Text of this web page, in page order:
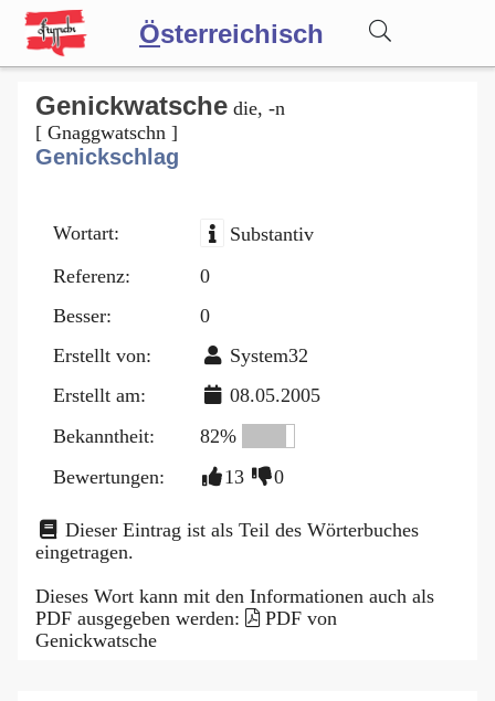
Österreichisch
Wörterbuch
Forum
Blog
Genickwatsche die, -n
[ Gnaggwatschn ]
Genickschlag
Wortart:
Substantiv
Referenz:
0
Besser:
0
Erstellt von:
System32
Erstellt am:
08.05.2005
Bekanntheit:
82%
Bewertungen:
13 0
Dieser Eintrag ist als Teil des Wörterbuches
eingetragen.
Dieses Wort kann mit den Informationen auch als
PDF ausgegeben werden:
PDF von
Genickwatsche